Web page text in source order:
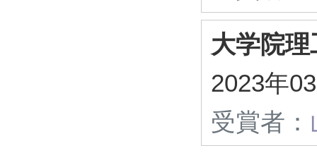
大学院
2023年
受賞者：